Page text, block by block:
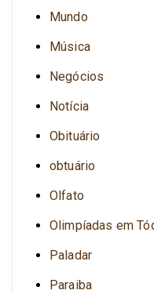
Mundo
Música
Negócios
Notícia
Obituário
obtuário
Olfato
Olimpíadas em
Paladar
Paraiba